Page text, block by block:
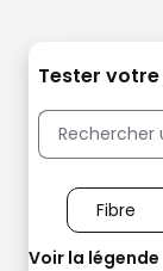
Tester
Voir la légende
Fibre